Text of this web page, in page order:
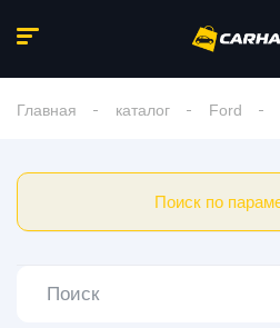
Главная каталог Ford